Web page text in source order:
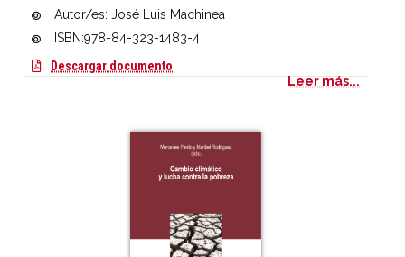
Autor/es: José Luis Machinea
ISBN:978-84-323-1483-4
Descargar documento
Leer más...